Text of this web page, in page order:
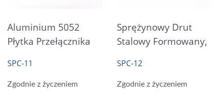
Aluminium 5052
Płytka Przełącznika
SPC-11
Zgodnie z życzeniem
Sprężynowy Drut
Stalowy Formowany,
SPC-12
Zgodnie z życzeniem